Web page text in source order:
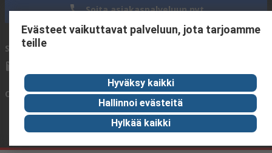
Soita asiakaspalveluun nyt
Sähköpostitse meille
Ota yhteyttä meihin
Evästeet vaikuttavat palveluun, jota tarjoamme
teille
Hyväksy kaikki
Hallinnoi evästeitä
Hylkää kaikki